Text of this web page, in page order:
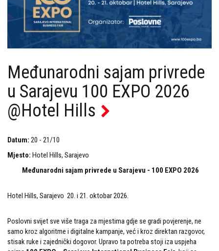
Međunarodni sajam privrede
u Sarajevu 100 EXPO 2026
@Hotel Hills
Datum: 20 - 21/10
Mjesto: Hotel Hills, Sarajevo
Međunarodni sajam privrede u Sarajevu - 100 EXPO 2026
Hotel Hills, Sarajevo 20. i 21. oktobar 2026.
Poslovni svijet sve više traga za mjestima gdje se gradi povjerenje, ne
samo kroz algoritme i digitalne kampanje, već i kroz direktan razgovor,
stisak ruke i zajednički dogovor. Upravo ta potreba stoji iza uspjeha